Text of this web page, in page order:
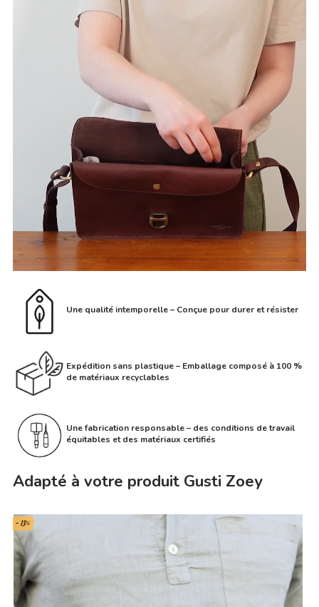
Une qualité intemporelle – Conçue pour durer et résister
Expédition sans plastique – Emballage composé à 100 %
de matériaux recyclables
Une fabrication responsable – des conditions de travail
équitables et des matériaux certifiés
Adapté à votre produit Gusti Zoey
- 13%